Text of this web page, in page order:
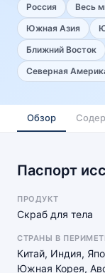
Россия Весь
Южная Азия
Ближний Восток
Северная
Обзор
Паспорт
ПРОДУКТ
Скраб для тела
СТРАНЫ В
Китай, Индия,
Южная Корея,